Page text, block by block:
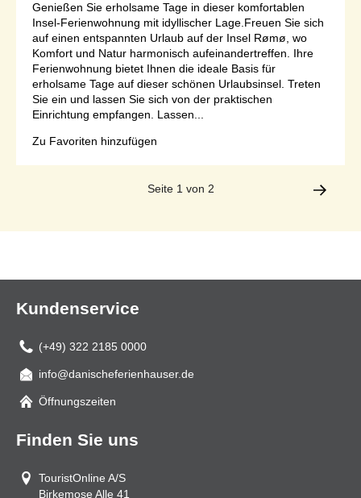
Genießen Sie erholsame Tage in dieser komfortablen
Insel-Ferienwohnung mit idyllischer Lage.Freuen Sie sich
auf einen entspannten Urlaub auf der Insel Rømø, wo
Komfort und Natur harmonisch aufeinandertreffen. Ihre
Ferienwohnung bietet Ihnen die ideale Basis für
erholsame Tage auf dieser schönen Urlaubsinsel. Treten
Sie ein und lassen Sie sich von der praktischen
Einrichtung empfangen. Lassen...
Zu Favoriten hinzufügen
Seite 1 von 2
Kundenservice
(+49) 322 2185 0000
Mail
info@danischeferienhauser.de
Öffnungszeiten
Finden Sie uns
TouristOnline A/S
Birkemose Alle 41